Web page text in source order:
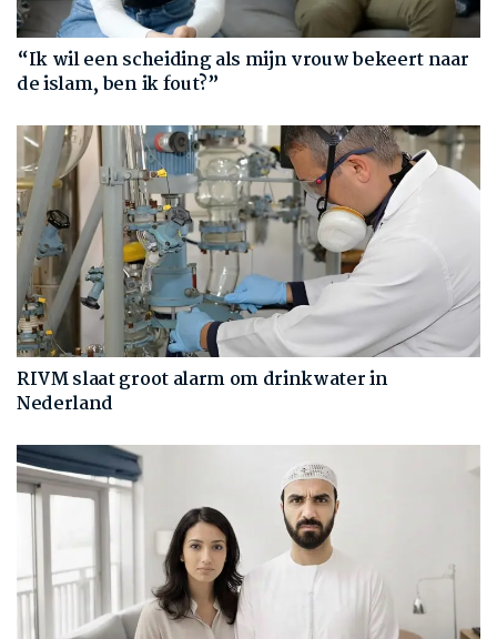
“Ik wil een scheiding als mijn vrouw bekeert naar
de islam, ben ik fout?”
RIVM slaat groot alarm om drinkwater in
Nederland